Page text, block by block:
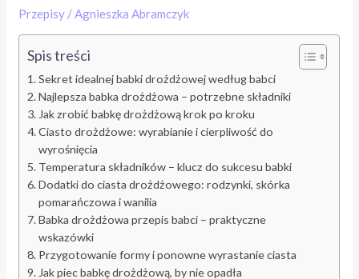
Przepisy /Agnieszka Abramczyk
Spis treści
Sekret idealnej babki drożdżowej według babci
Najlepsza babka drożdżowa – potrzebne składniki
Jak zrobić babkę drożdżową krok po kroku
Ciasto drożdżowe: wyrabianie i cierpliwość do
wyrośnięcia
Temperatura składników – klucz do sukcesu babki
Dodatki do ciasta drożdżowego: rodzynki, skórka
pomarańczowa i wanilia
Babka drożdżowa przepis babci – praktyczne
wskazówki
Przygotowanie formy i ponowne wyrastanie ciasta
Jak piec babkę drożdżową, by nie opadła